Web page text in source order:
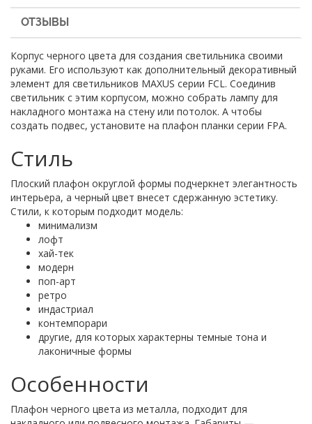
ОТЗЫВЫ
Корпус черного цвета для создания светильника своими
руками. Его используют как дополнительный декоративный
элемент для светильников MAXUS серии FCL. Соединив
светильник с этим корпусом, можно собрать лампу для
накладного монтажа на стену или потолок. А чтобы
создать подвес, установите на плафон планки серии FPA.
Стиль
Плоский плафон округлой формы подчеркнет элегантность
интерьера, а черный цвет внесет сдержанную эстетику.
Стили, к которым подходит модель:
минимализм
лофт
хай-тек
модерн
поп-арт
ретро
индастриал
контемпорари
другие, для которых характерны темные тона и
лаконичные формы
Особенности
Плафон черного цвета из металла, подходит для